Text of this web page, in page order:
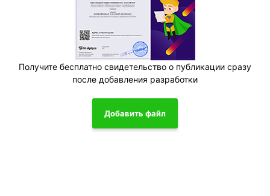
Получите бесплатно свидетельство о публикации сразу
после добавления разработки
Добавить файл